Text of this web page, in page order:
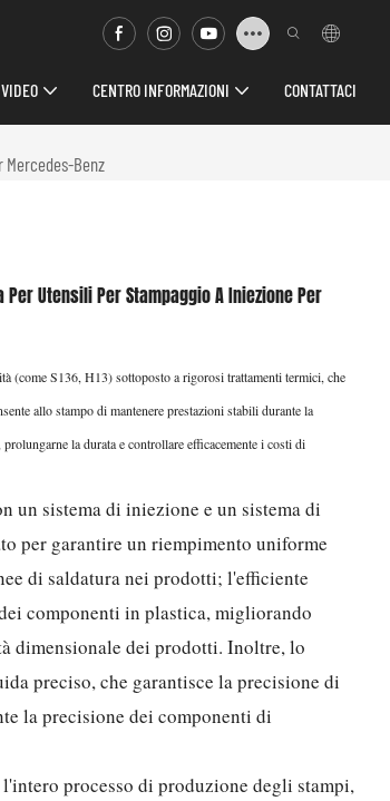
VIDEO CENTRO INFORMAZIONI CONTATTACI
Benz
Utensili Per Stampaggio A Iniezione Per
(come S136, H13) sottoposto a rigorosi trattamenti termici, che
allo stampo di mantenere prestazioni stabili durante la
la durata e controllare efficacemente i costi di
un sistema di iniezione e un sistema di
per garantire un riempimento uniforme
di saldatura nei prodotti; l'efficiente
componenti in plastica, migliorando
dimensionale dei prodotti. Inoltre, lo
preciso, che garantisce la precisione di
la precisione dei componenti di
processo di produzione degli stampi,